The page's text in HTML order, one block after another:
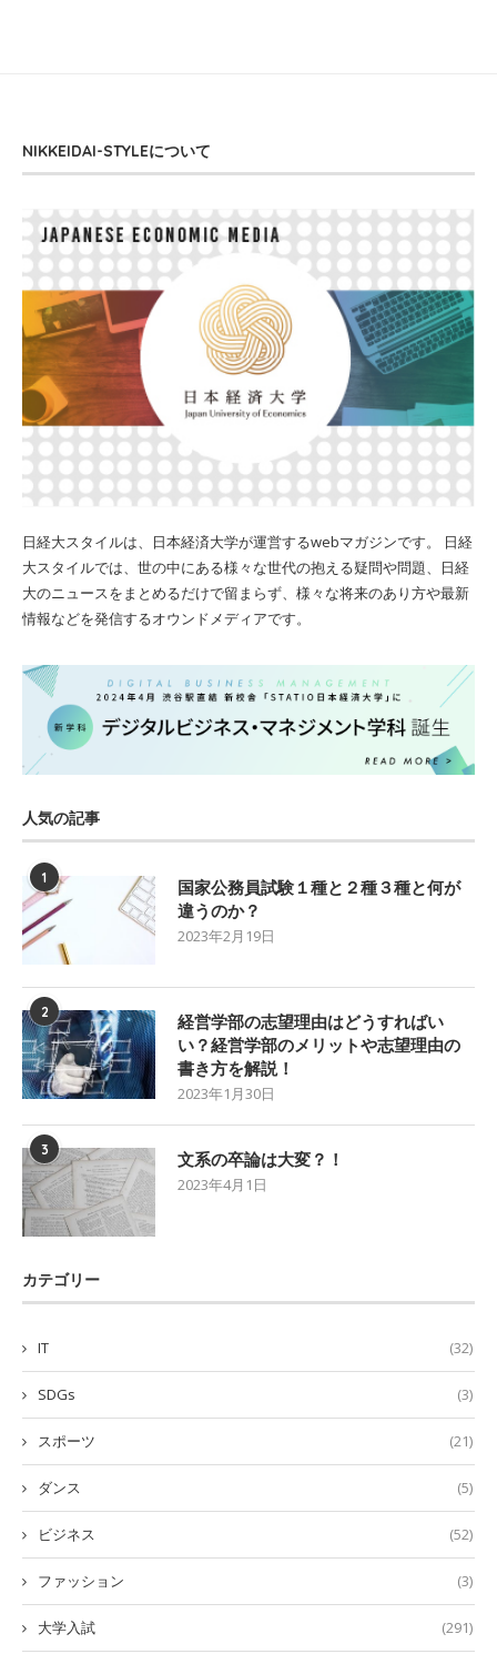
NIKKEIDAI-STYLEについて
日経大スタイルは、日本経済大学が運営するwebマガジンです。 日経
大スタイルでは、世の中にある様々な世代の抱える疑問や問題、日経
大のニュースをまとめるだけで留まらず、様々な将来のあり方や最新
情報などを発信するオウンドメディアです。
人気の記事
1
国家公務員試験１種と２種３種と何が
違うのか？
2023年2月19日
2
経営学部の志望理由はどうすればい
い？経営学部のメリットや志望理由の
書き方を解説！
2023年1月30日
3 文系の卒論は大変？！
2023年4月1日
カテゴリー
IT (32)
SDGs (3)
スポーツ (21)
ダンス (5)
ビジネス (52)
ファッション (3)
大学入試 (291)